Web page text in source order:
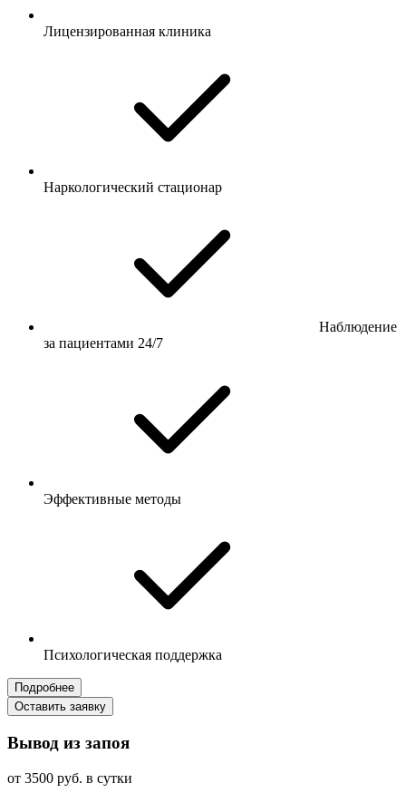
Лицензированная клиника
Наркологический стационар
Наблюдение
за пациентами 24/7
Эффективные методы
Психологическая поддержка
Подробнее
Оставить заявку
Вывод из запоя
от 3500 руб. в сутки